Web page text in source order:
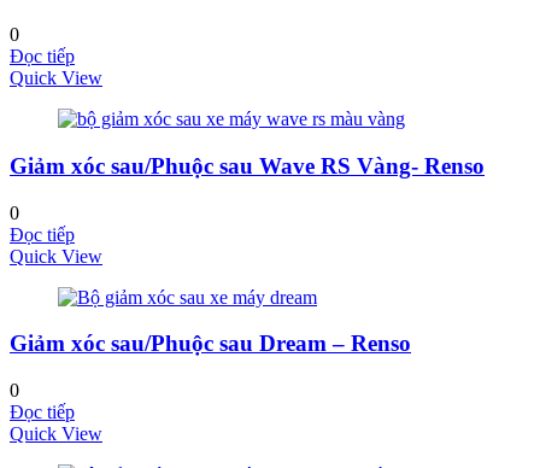
0
Đọc tiếp
Quick View
Giảm xóc sau/Phuộc sau Wave RS Vàng- Renso
0
Đọc tiếp
Quick View
Giảm xóc sau/Phuộc sau Dream – Renso
0
Đọc tiếp
Quick View